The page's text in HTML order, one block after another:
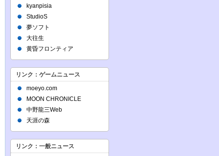
kyanpisia
StudioS
夢ソフト
大往生
黄昏フロンティア
リンク：ゲームニュース
moeyo.com
MOON CHRONICLE
中野龍三Web
天涯の森
リンク：一般ニュース